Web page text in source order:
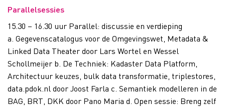
Parallelsessies
15.30 – 16.30 uur Parallel: discussie en verdieping
a. Gegevenscatalogus voor de Omgevingswet, Metadata &
Linked Data Theater door Lars Wortel en Wessel
Schollmeijer b. De Techniek: Kadaster Data Platform,
Architectuur keuzes, bulk data transformatie, triplestores,
data.pdok.nl door Joost Farla c. Semantiek modelleren in de
BAG, BRT, DKK door Pano Maria d. Open sessie: Breng zelf